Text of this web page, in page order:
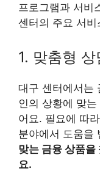
프로그램과 서비
센터의 주요 서비
1. 맞춤형
대구 센터에서는
인의 상황에 맞
어요. 필요에 따
분야에서 도움을
맞는 금융 상품을
요.